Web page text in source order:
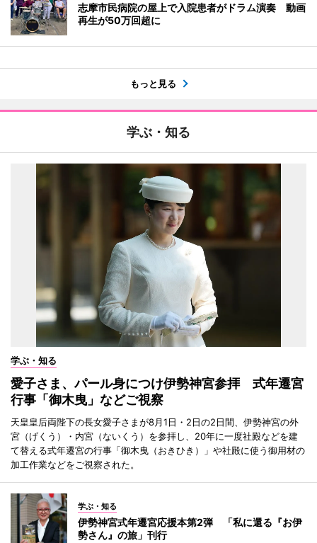
志摩市民病院の屋上で入院患者がドラム演奏 動画
再生が50万回超に
もっと見る
学ぶ・知る
学ぶ・知る
愛子さま、パール身につけ伊勢神宮参拝 式年遷宮
行事「御木曳」などご視察
天皇皇后両陛下の長女愛子さまが8月1日・2日の2日間、伊勢神宮の外
宮（げくう）・内宮（ないくう）を参拝し、20年に一度社殿などを建
て替える式年遷宮の行事「御木曳（おきひき）」や社殿に使う御用材の
加工作業などをご視察された。
学ぶ・知る
伊勢神宮式年遷宮応援本第2弾 「私に還る『お伊
勢さん』の旅」刊行